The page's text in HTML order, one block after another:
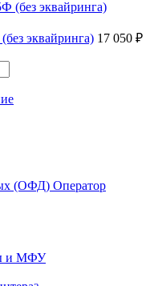
эквайринга) 17 050 ₽
Оператор
и МФУ